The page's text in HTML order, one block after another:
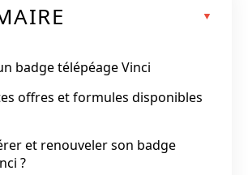
badge télépéage Vinci
offres et formules disponibles
et renouveler son badge
?